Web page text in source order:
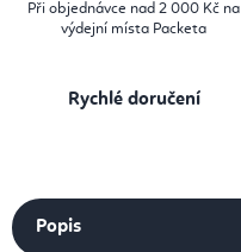
Při objednávce nad 2 000 Kč na
výdejní místa Packeta
Rychlé doručení
Popis